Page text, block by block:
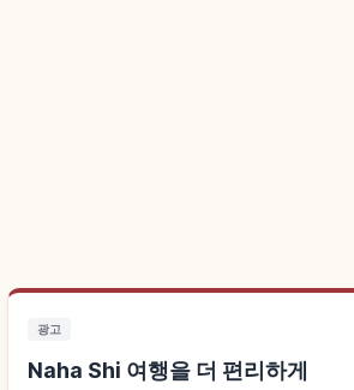
광고
Naha Shi 여행을 더 편리하게